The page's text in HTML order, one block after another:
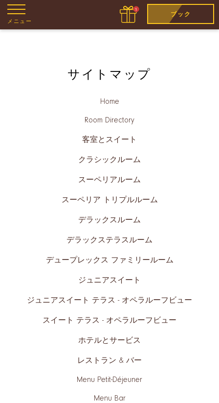
メニュー
ブック
サイトマップ
Home
Room Directory
客室とスイート
クラシックルーム
スーペリアルーム
スーペリア トリプルルーム
デラックスルーム
デラックステラスルーム
デュープレックス ファミリールーム
ジュニアスイート
ジュニアスイート テラス - オペラルーフビュー
スイート テラス - オペラルーフビュー
ホテルとサービス
レストラン & バー
Menu Petit-Déjeuner
Menu Bar